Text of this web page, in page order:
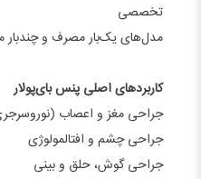
تخصصی
مدل‌های یک‌بار مصرف و چندبار
کاربردهای اصلی پنس بای‌پولار
جراحی مغز و اعصاب
جراحی چشم و افتالمولوژی
جراحی گوش، حلق و بینی